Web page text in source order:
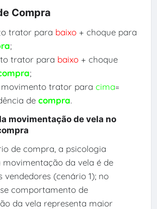
Compra
trator para baixo+ choque para
;
trator para baixo+ choque
;
movimento trator para cima=
de compra.
movimentação de vela no
de compra, a psicologia
movimentação da vela é de
vendedores (cenário 1); no
comportamento de
da vela representa maior